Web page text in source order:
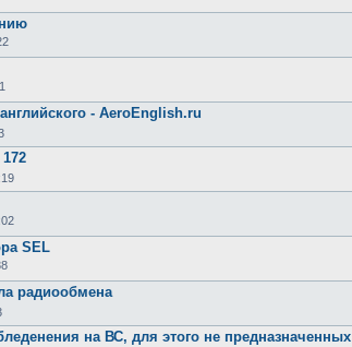
- AeroEnglish.ru
SEL
радиообмена
на ВС, для этого не предназначенных